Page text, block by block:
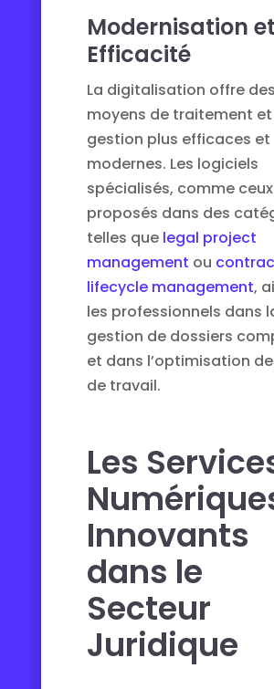
Modernisation et
Efficacité
La digitalisation offre des
moyens de traitement
gestion plus efficaces et
modernes. Les logiciels
spécialisés, comme ceux
proposés dans des
telles que legal project
management ou
lifecycle management,
les professionnels dans
gestion de dossiers
et dans l’optimisation
de travail.
Les
Innovants
dans le
Secteur
Juridique